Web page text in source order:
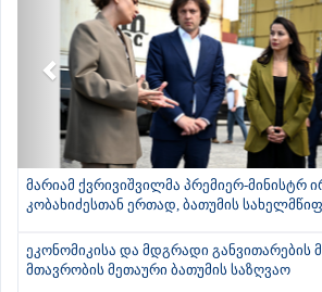
მარიამ ქვრივიშვილმა პრემიერ-მინისტრ
კობახიძესთან ერთად, ბათუმის
ეკონომიკისა და მდგრადი განვითარების
მთავრობის მეთაური ბათუმის საზღვაო